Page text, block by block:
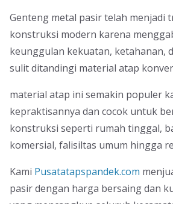
Genteng metal pasir telah menjadi
konstruksi modern karena
keunggulan kekuatan, ketahanan,
sulit ditandingi material atap
material atap ini semakin populer
kepraktisannya dan cocok untuk
konstruksi seperti rumah tinggal,
komersial, falisiltas umum hingga
Kami Pusatatapspandek.com
pasir dengan harga bersaing dan